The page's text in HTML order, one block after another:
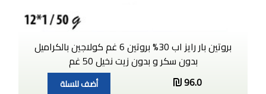
بروتين بار رايز اب 30% بروتين 6 غم كولاجين بالكراميل
بدون سكر و بدون زيت نخيل 50 غم
96.0
أضف للسلة